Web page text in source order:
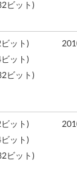
ビット)
ット)
ット)
ビット)
ット)
ット)
ビット)